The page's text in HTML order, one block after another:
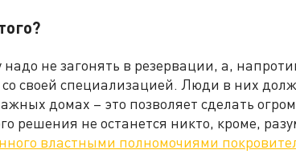
надо не загонять в резервации, а,
со своей специализацией. Люди в них
домах – это позволяет сделать
решения не останется никто, кроме,
властными полномочиями